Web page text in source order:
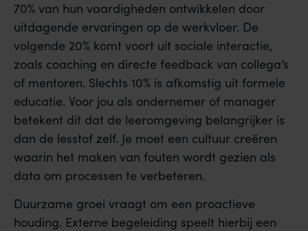
70% van hun vaardigheden ontwikkelen door
uitdagende ervaringen op de werkvloer. De
volgende 20% komt voort uit sociale interactie,
zoals coaching en directe feedback van collega’s
of mentoren. Slechts 10% is afkomstig uit formele
educatie. Voor jou als ondernemer of manager
betekent dit dat de leeromgeving belangrijker is
dan de lesstof zelf. Je moet een cultuur creëren
waarin het maken van fouten wordt gezien als
data om processen te verbeteren.
Duurzame groei vraagt om een proactieve
houding. Externe begeleiding speelt hierbij een